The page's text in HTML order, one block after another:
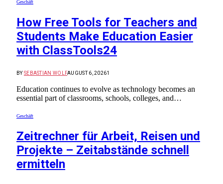
Geschäft
How Free Tools for Teachers and
Students Make Education Easier
with ClassTools24
BY SEBASTIAN WOLFAUGUST 6, 20261
Education continues to evolve as technology becomes an
essential part of classrooms, schools, colleges, and…
Geschäft
Zeitrechner für Arbeit, Reisen und
Projekte – Zeitabstände schnell
ermitteln